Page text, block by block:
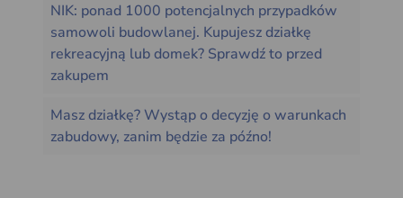
NIK: ponad 1000 potencjalnych przypadków
samowoli budowlanej. Kupujesz działkę
rekreacyjną lub domek? Sprawdź to przed
zakupem
Masz działkę? Wystąp o decyzję o warunkach
zabudowy, zanim będzie za późno!